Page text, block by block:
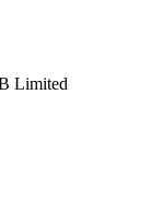
Limited